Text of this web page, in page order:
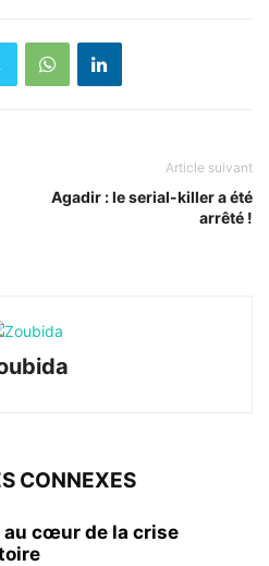
Article suivant
Agadir : le serial-killer a été
arrêté !
CONNEXES
au cœur de la crise